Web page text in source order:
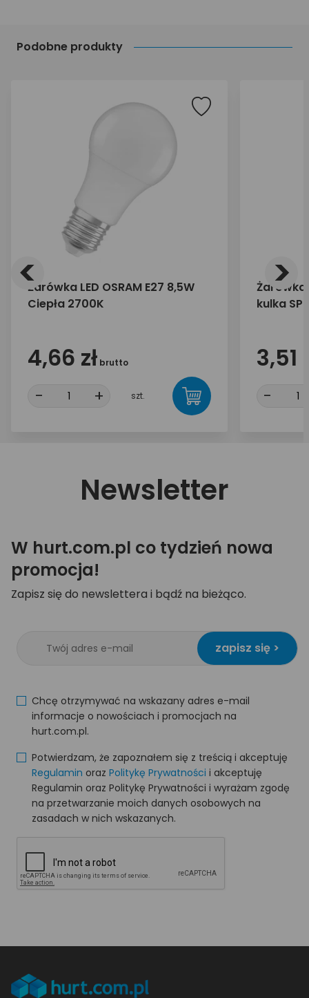
Podobne produkty
Żarówka LED OSRAM E27 8,5W
Ciepła 2700K
4,66 zł brutto
- + szt.
Żarówka
kulka
3,51
-
< >
Newsletter
W hurt.com.pl co tydzień nowa
promocja!
Zapisz się do newslettera i bądź na bieżąco.
zapisz się >
Chcę otrzymywać na wskazany adres e-mail
informacje o nowościach i promocjach na
hurt.com.pl.
Potwierdzam, że zapoznałem się z treścią i akceptuję
Regulamin oraz Politykę Prywatności i akceptuję
Regulamin oraz Politykę Prywatności i wyrażam zgodę
na przetwarzanie moich danych osobowych na
zasadach w nich wskazanych.